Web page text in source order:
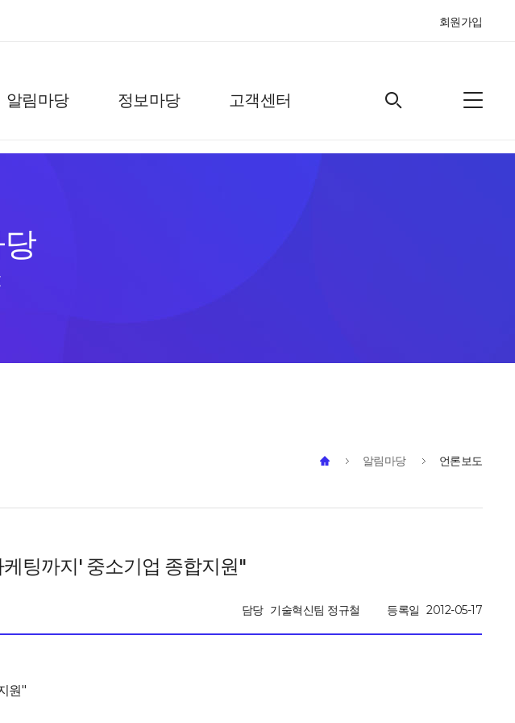
회원가입
알림마당 정보마당 고객센터
알림마당 언론보도
팅까지' 중소기업 종합지원"
담당 기술혁신팀 정규철 등록일 2012-05-17
원"